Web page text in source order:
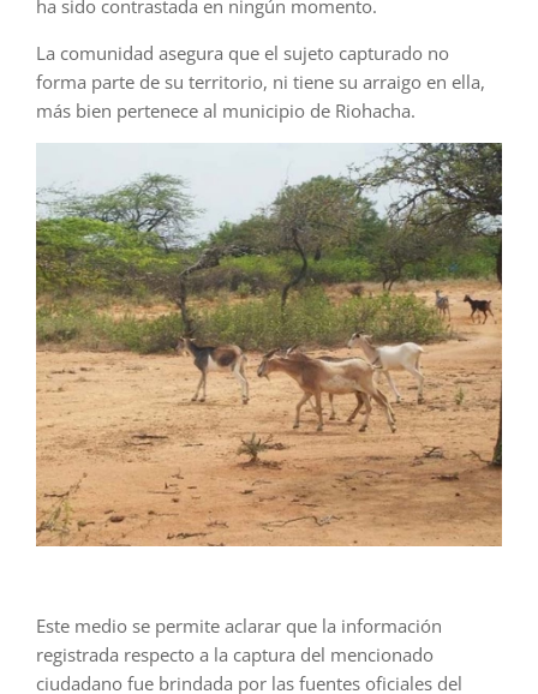
ha sido contrastada en ningún momento.
La comunidad asegura que el sujeto capturado no
forma parte de su territorio, ni tiene su arraigo en ella,
más bien pertenece al municipio de Riohacha.
Este medio se permite aclarar que la información
registrada respecto a la captura del mencionado
ciudadano fue brindada por las fuentes oficiales del